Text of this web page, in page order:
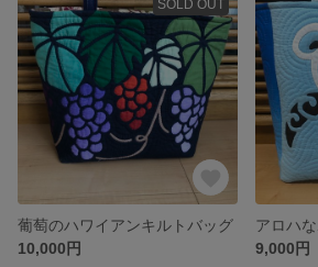
SOLD OUT
葡萄のハワイアンキルトバッグ
10,000円
9,000円